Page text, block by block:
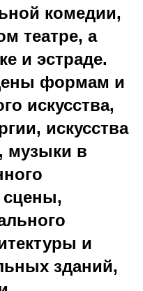
комедии,
театре, а
и эстраде.
формам и
искусства,
искусства
музыки в
сцены,
и
зданий,